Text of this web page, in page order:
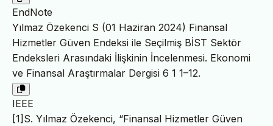
EndNote
Yılmaz Özekenci S (01 Haziran 2024) Finansal
Hizmetler Güven Endeksi ile Seçilmiş BİST Sektör
Endeksleri Arasındaki İlişkinin İncelenmesi. Ekonomi
ve Finansal Araştırmalar Dergisi 6 1 1–12.
IEEE
[1]S. Yılmaz Özekenci, “Finansal Hizmetler Güven